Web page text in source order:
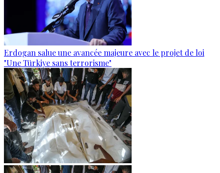
Erdogan salue une avancée majeure avec le projet de loi
"Une Türkiye sans terrorisme"